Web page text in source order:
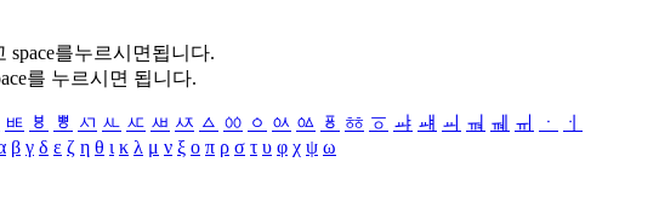
space를누르시면됩니다.
를 누르시면 됩니다.
ㅷ ㅸ ㅹ ㅺ ㅻ ㅼ ㅽ ㅾ ㅿ ㆀ ㆁ ㆂ ㆃ ㆄ ㆅ ㆆ ㆇ ㆈ ㆉ ㆊ ㆋ ㆌ ㆍ
ㆎ
β γ δ ε ζ η θ ι κ λ μ ν ξ ο π ρ σ τ υ φ χ ψ ω